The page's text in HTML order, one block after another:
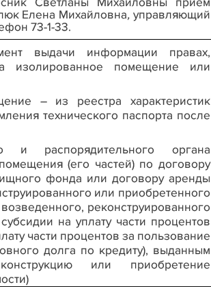
Елена Михайловна, управляющий
73-1-33.
выдачи информации правах,
изолированное помещение или
– из реестра характеристик
технического паспорта после
и распорядительного органа
(его частей) по договору
фонда или договору аренды
или приобретенного
реконструированного
на уплату части процентов
части процентов за пользование
долга по кредиту), выданным
или приобретение